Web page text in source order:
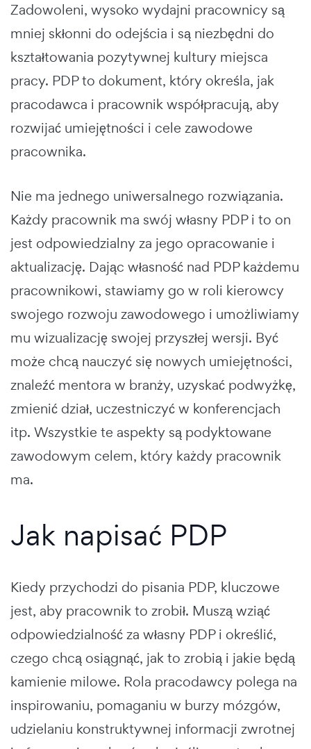
Zadowoleni, wysoko wydajni pracownicy są
mniej skłonni do odejścia i są niezbędni do
kształtowania pozytywnej kultury miejsca
pracy. PDP to dokument, który określa, jak
pracodawca i pracownik współpracują, aby
rozwijać umiejętności i cele zawodowe
pracownika.
Nie ma jednego uniwersalnego rozwiązania.
Każdy pracownik ma swój własny PDP i to on
jest odpowiedzialny za jego opracowanie i
aktualizację. Dając własność nad PDP każdemu
pracownikowi, stawiamy go w roli kierowcy
swojego rozwoju zawodowego i umożliwiamy
mu wizualizację swojej przyszłej wersji. Być
może chcą nauczyć się nowych umiejętności,
znaleźć mentora w branży, uzyskać podwyżkę,
zmienić dział, uczestniczyć w konferencjach
itp. Wszystkie te aspekty są podyktowane
zawodowym celem, który każdy pracownik
ma.
Jak napisać PDP
Kiedy przychodzi do pisania PDP, kluczowe
jest, aby pracownik to zrobił. Muszą wziąć
odpowiedzialność za własny PDP i określić,
czego chcą osiągnąć, jak to zrobią i jakie będą
kamienie milowe. Rola pracodawcy polega na
inspirowaniu, pomaganiu w burzy mózgów,
udzielaniu konstruktywnej informacji zwrotnej